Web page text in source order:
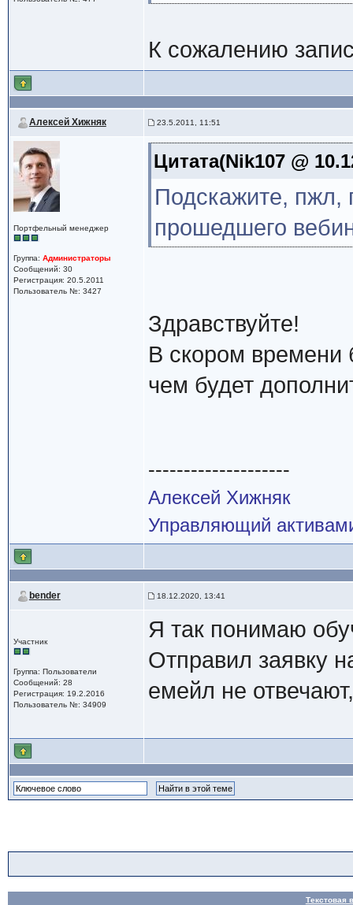
К сожалению
Алексей Хижняк 23.5.2011, 11:51
Портфельный менеджер
Группа: Администраторы
Сообщений: 30
Регистрация: 20.5.2011
Пользователь №: 3427
Цитата(Nik107 @
Подскажите, пжл,
прошедшего
Здравствуйте!
В скором времени
чем будет
--------------------
Алексей Хижняк
Управляющий
bender 18.12.2020, 13:41
Участник
Группа: Пользователи
Сообщений: 28
Регистрация: 19.2.2016
Пользователь №: 34909
Я так понимаю
Отправил заявку
емейл не
Текстовая